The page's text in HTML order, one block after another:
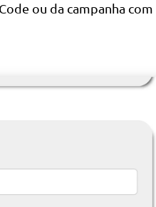
ou da campanha com